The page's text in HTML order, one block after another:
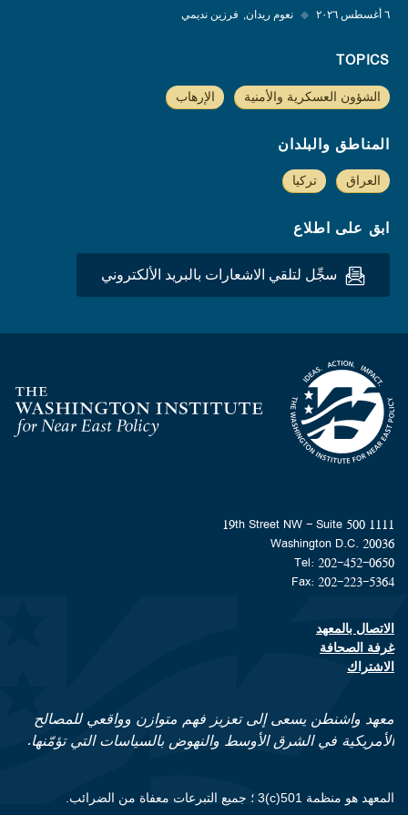
٦ أغسطس ٢٠٢٦ ◆ نعوم ريدان فرزين نديمي
TOPICS
الشؤون العسكرية والأمنية الإرهاب
المناطق والبلدان
العراق تركيا
ابق على اطلاع
سجِّل لتلقي الاشعارات بالبريد الألكتروني
Homepage
1111 19th Street NW - Suite 500
Washington D.C. 20036
Tel: 202-452-0650
Fax: 202-223-5364
Footer contact links
الاتصال بالمعهد
غرفة الصحافة
الاشتراك
معهد واشنطن يسعى إلى تعزيز فهم متوازن وواقعي للمصالح
الأمريكية في الشرق الأوسط والنهوض بالسياسات التي تؤمّنها.
المعهد هو منظمة 501(c)3 ؛ جميع التبرعات معفاة من الضرائب.